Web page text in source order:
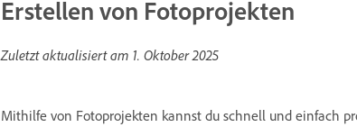
Erstellen von Fotoprojekten
Zuletzt aktualisiert am 1. Oktober 2025
Mithilfe von Fotoprojekten kannst du schnell und einfach